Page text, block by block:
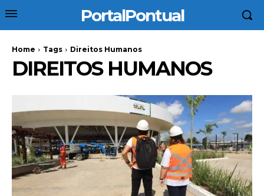
PortalPontual
Home Tags Direitos Humanos
DIREITOS HUMANOS